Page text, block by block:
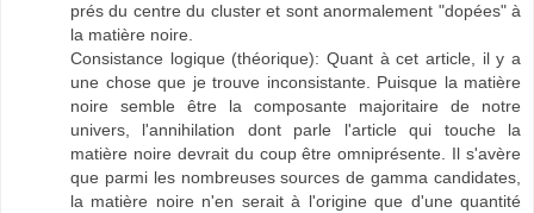
prés du centre du cluster et sont anormalement "dopées" à
la matière noire.
Consistance logique (théorique): Quant à cet article, il y a
une chose que je trouve inconsistante. Puisque la matière
noire semble être la composante majoritaire de notre
univers, l'annihilation dont parle l'article qui touche la
matière noire devrait du coup être omniprésente. Il s'avère
que parmi les nombreuses sources de gamma candidates,
la matière noire n'en serait à l'origine que d'une quantité